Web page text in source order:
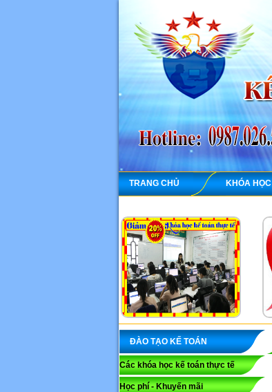
TRANG CHỦ KHÓA HỌC
ĐÀO TẠO KẾ TOÁN
Các khóa học kế toán thực tế
Học phí - Khuyến mãi